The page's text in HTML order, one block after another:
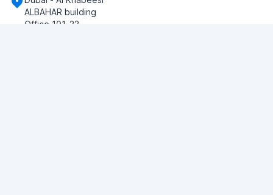
ALBAHAR building
Office 101-33